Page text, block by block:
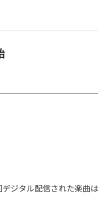
ジタル配信された楽曲